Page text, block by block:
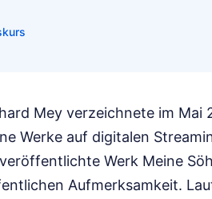
Mey verzeichnete im Mai
Werke auf digitalen
Werk Meine
Aufmerksamkeit.